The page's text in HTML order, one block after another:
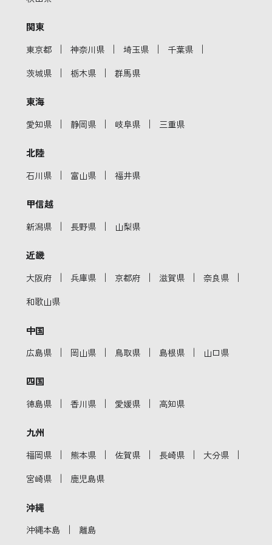
関東
東京都 ｜ 神奈川県 ｜ 埼玉県 ｜ 千葉県 ｜
茨城県 ｜ 栃木県 ｜ 群馬県
東海
愛知県 ｜ 静岡県 ｜ 岐阜県 ｜ 三重県
北陸
石川県 ｜ 富山県 ｜ 福井県
甲信越
新潟県 ｜ 長野県 ｜ 山梨県
近畿
大阪府 ｜ 兵庫県 ｜ 京都府 ｜ 滋賀県 ｜ 奈良県 ｜
和歌山県
中国
広島県 ｜ 岡山県 ｜ 鳥取県 ｜ 島根県 ｜ 山口県
四国
徳島県 ｜ 香川県 ｜ 愛媛県 ｜ 高知県
九州
福岡県 ｜ 熊本県 ｜ 佐賀県 ｜ 長崎県 ｜ 大分県 ｜
宮崎県 ｜ 鹿児島県
沖縄
沖縄本島 ｜ 離島